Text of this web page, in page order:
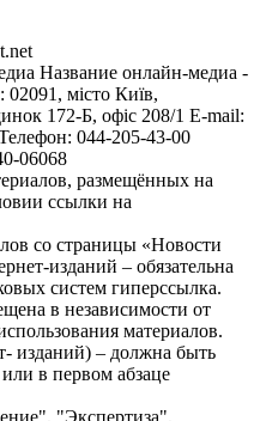
Название онлайн-медиа -
місто Київ,
172-Б, офіс 208/1 E-mail:
044-205-43-00
06068
размещённых на
ссылки на
со страницы «Новости
изданий – обязательна
систем гиперссылка.
в независимости от
материалов.
изданий) – должна быть
в первом абзаце
"Экспертиза",